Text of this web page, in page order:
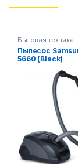
Бытовая техника,
аксессуары
Пылесос
5660 (Black)